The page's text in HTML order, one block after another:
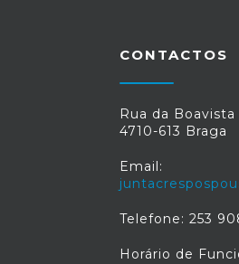
CONTACTOS
Rua da Boavista
4710-613 Braga
Email:
Telefone: 253
Horário de